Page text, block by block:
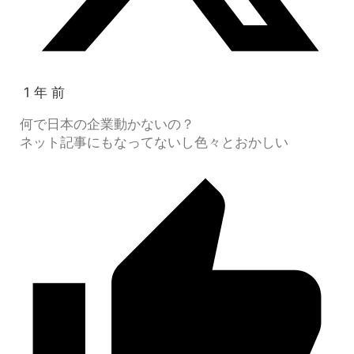
1 年 前
何で日本の企業動かないの？
ネット記事にもなってないし色々とおかしい